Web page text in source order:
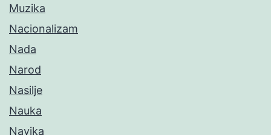
Muzika
Nacionalizam
Nada
Narod
Nasilje
Nauka
Navika